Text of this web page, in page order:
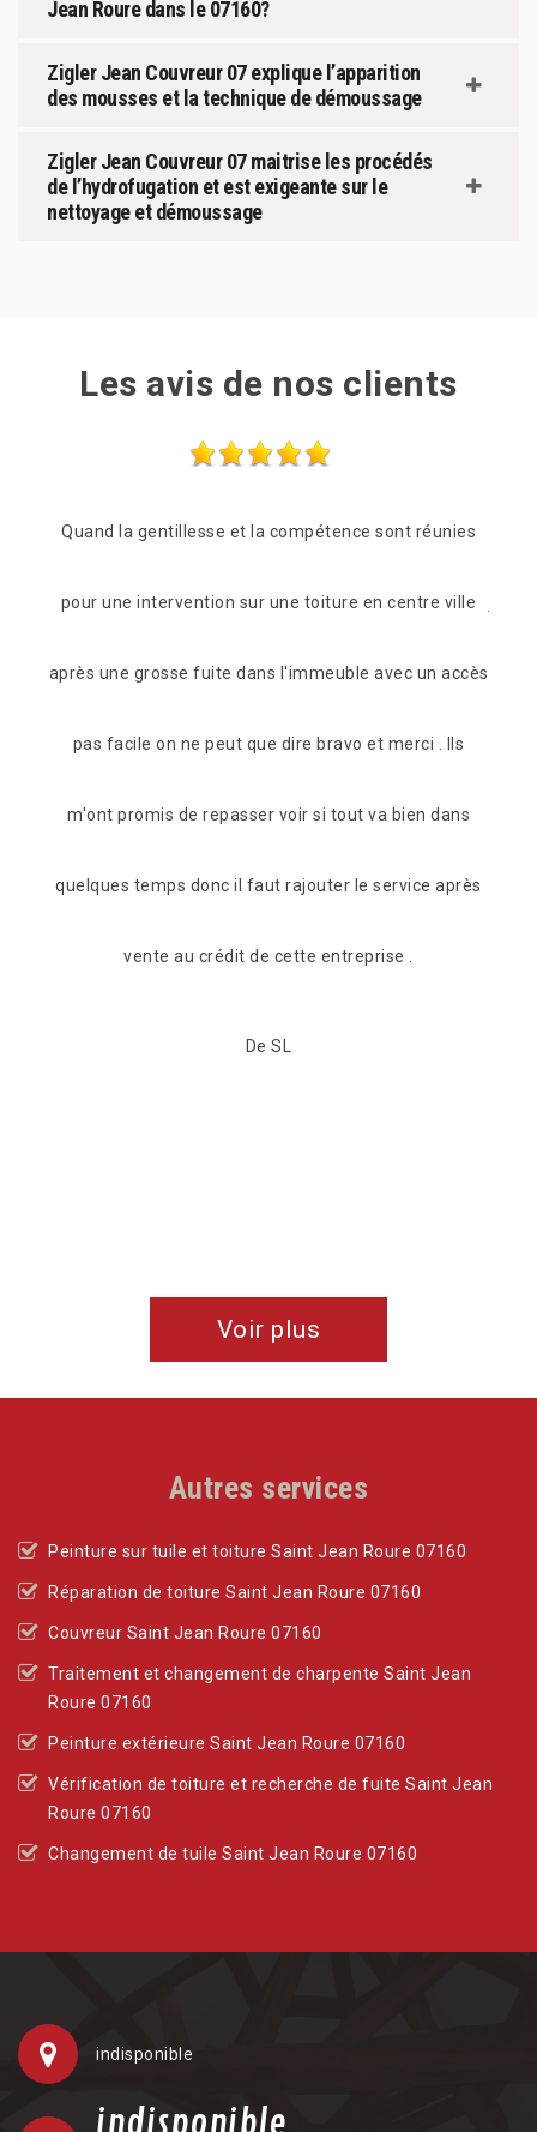
Jean Roure dans le 07160?
Zigler Jean Couvreur 07 explique l’apparition
des mousses et la technique de démoussage
Zigler Jean Couvreur 07 maitrise les procédés
de l’hydrofugation et est exigeante sur le
nettoyage et démoussage
Les avis de nos clients
Suite à mon appel l’entreprise a intervenue dans les
jours à venir (2jours) Grosse fuite au niveau du faîtage
Changement de faîtage ,plus aucunes fuites
Entreprise très sérieuse et compétente je
recommande cette entreprise
Voir plus
Autres services
Peinture sur tuile et toiture Saint Jean Roure 07160
Réparation de toiture Saint Jean Roure 07160
Couvreur Saint Jean Roure 07160
Traitement et changement de charpente Saint Jean
Roure 07160
Peinture extérieure Saint Jean Roure 07160
Vérification de toiture et recherche de fuite Saint Jean
Roure 07160
Changement de tuile Saint Jean Roure 07160
indisponible